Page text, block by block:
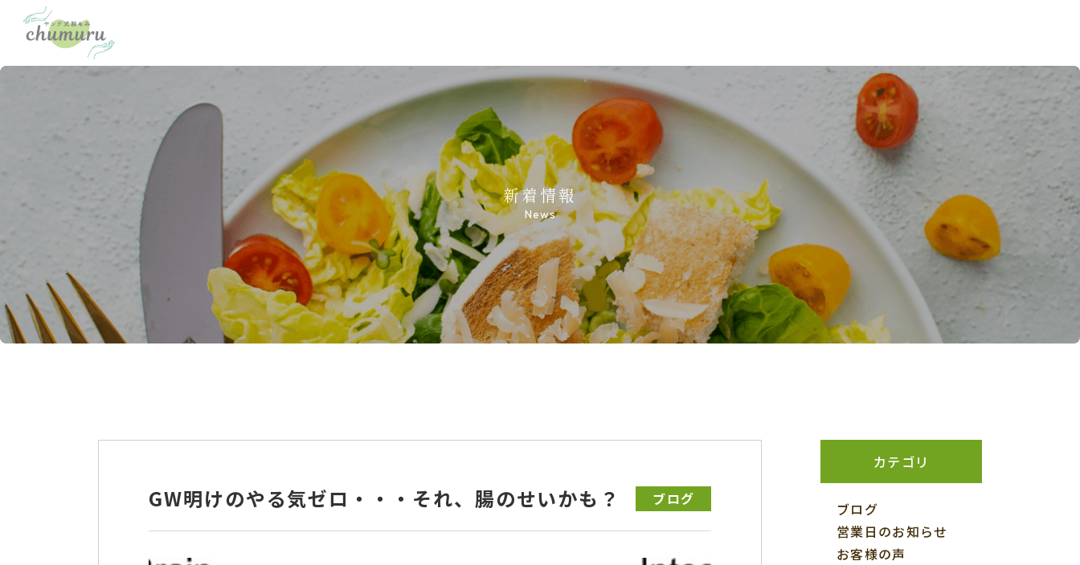
新着情報
News
GW明けのやる気ゼロ・・・それ、腸のせいかも？ ブログ
カテゴリ
ブログ
営業日のお知らせ
お客様の声